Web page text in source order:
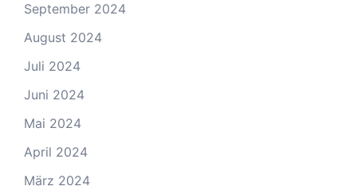
September 2024
August 2024
Juli 2024
Juni 2024
Mai 2024
April 2024
März 2024